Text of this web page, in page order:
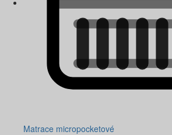
Matrace micropocketové